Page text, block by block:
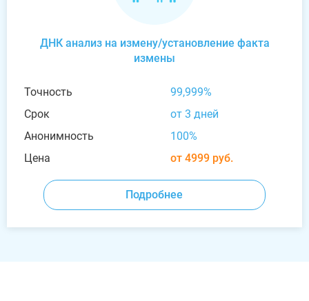
ДНК анализ на измену/установление факта
измены
Точность
99,999%
Срок
от 3 дней
Анонимность
100%
Цена
от 4999 руб.
Подробнее